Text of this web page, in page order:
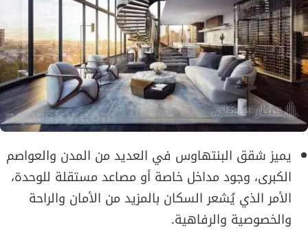
يميز شقق البنتهاوس في العديد من المدن والعواصم
الكبرى، وجود مداخل خاصة أو مصاعد مستقلة للوحدة،
الأمر الذي يُشعر السكان بالمزيد من الأمان والراحة
والخصوصية والرفاهية.